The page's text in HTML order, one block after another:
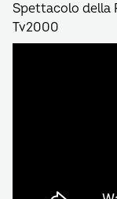
Spettacolo della
Tv2000